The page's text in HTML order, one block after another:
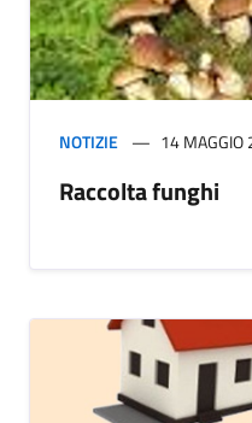
NOTIZIE 14 MAGGIO
Raccolta funghi